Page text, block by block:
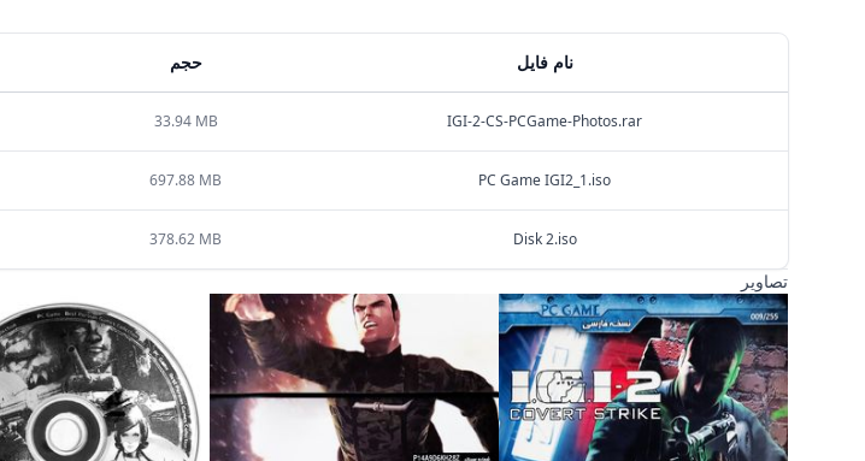
نام فایل حجم
IGI-2-CS-PCGame-Photos.rar
33.94 MB
PC Game IGI2_1.iso
697.88 MB
Disk 2.iso
378.62 MB
تصاویر